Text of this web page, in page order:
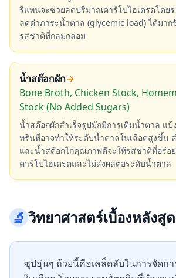
รี่แทนจะช่วยลดปริมาณคาร์โบไฮเดรตโดย
ลดค่าภาระน้ำตาล (glycemic load) ได้มาก
รสชาติที่กลมกล่อม
น้ำสต๊อกผัก→
Bone Broth, Chicken Stock,
Stock (No Added Sugars)
น้ำสต๊อกผักสำเร็จรูปมักมีการเติมน้ำตาล แป้
ทรินที่อาจทำให้ระดับน้ำตาลในเลือดสูงขึ้น
และน้ำสต๊อกไก่คุณภาพดีจะให้รสชาติที่อร่อ
คาร์โบไฮเดรตและไม่ส่งผลต่อระดับน้ำตาล
🔬วิทยาศาสตร์เบื้องหลังสู
ซุปอุ่นๆ ถ้วยนี้คือเคล็ดลับในการจัดก